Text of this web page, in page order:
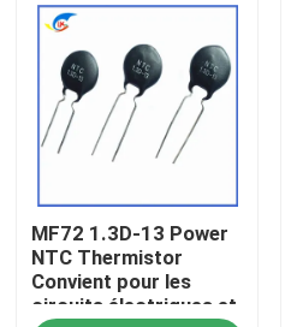
Les affaires
Thermistance de ptc
Puce de chauffage PTC
Thermistors NTC
MF72 1.3D-13 Power
NTC Thermistor
Convient pour les
circuits électriques et